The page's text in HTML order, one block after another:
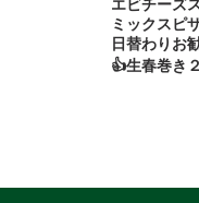
エビチーズ
ミックスピ
日替わりお
👍生春巻き